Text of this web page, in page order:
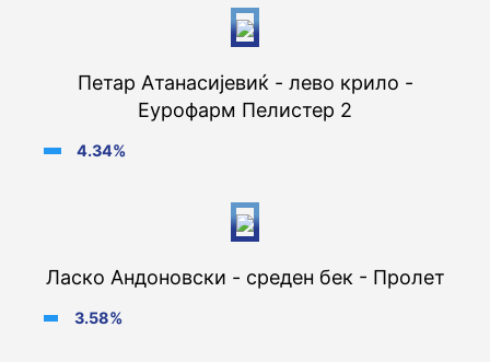
Петар Атанасијевиќ - лево крило -
Еурофарм Пелистер 2
4.34%
Ласко Андоновски - среден бек - Пролет
3.58%